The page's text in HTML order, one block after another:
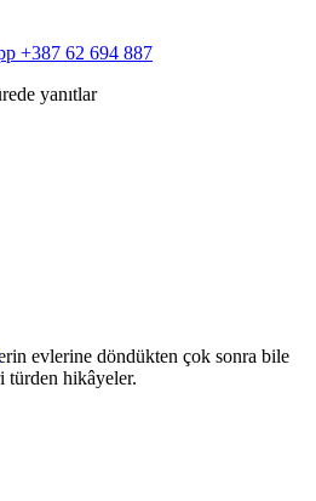
+387 62 694 887
yanıtlar
evlerine döndükten çok sonra bile
türden hikâyeler.